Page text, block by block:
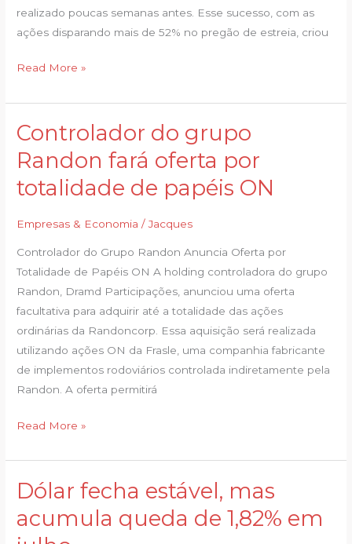
realizado poucas semanas antes. Esse sucesso, com as
ações disparando mais de 52% no pregão de estreia, criou
sistema
Bolsa
2007
Read More »
Controlador do grupo
Randon fará oferta por
totalidade de papéis ON
Empresas & Economia /Jacques
Controlador do Grupo Randon Anuncia Oferta por
Totalidade de Papéis ON A holding controladora do grupo
Randon, Dramd Participações, anunciou uma oferta
facultativa para adquirir até a totalidade das ações
ordinárias da Randoncorp. Essa aquisição será realizada
utilizando ações ON da Frasle, uma companhia fabricante
de implementos rodoviários controlada indiretamente pela
Randon. A oferta permitirá
Controlador
grupo
Randon
oferta
por
totalidade
de
papéis
ON
Read More »
Dólar fecha estável, mas
acumula queda de 1,82% em
Dólar
estável,